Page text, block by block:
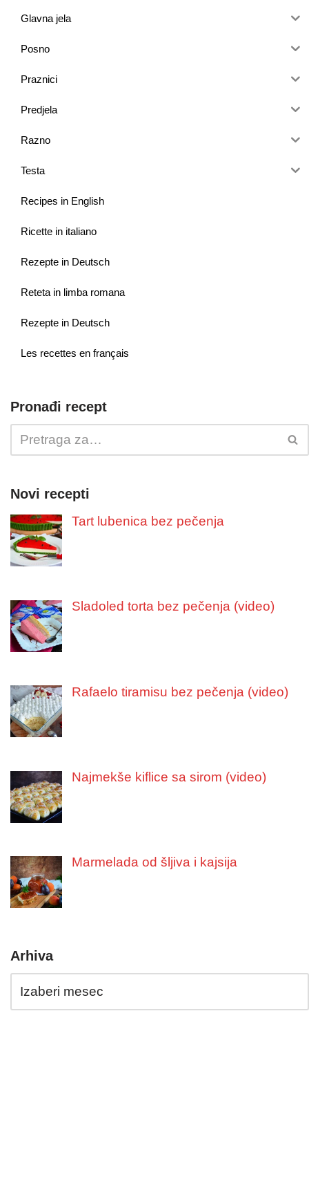
Glavna jela
Posno
Praznici
Predjela
Razno
Testa
Recipes in English
Ricette in italiano
Rezepte in Deutsch
Reteta in limba romana
Rezepte in Deutsch
Les recettes en français
Pronađi recept
Novi recepti
Tart lubenica bez pečenja
Sladoled torta bez pečenja (video)
Rafaelo tiramisu bez pečenja (video)
Najmekše kiflice sa sirom (video)
Marmelada od šljiva i kajsija
Arhiva